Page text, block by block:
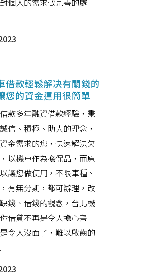
個人的需求做完善的處
借款輕鬆解决有關錢的
您的資金運用很簡單
款多年融資借款經驗，秉
信、積極、助人的理念，
金需求的您，快速解決欠
以機車作為擔保品，而原
讓您做使用，不限車種、
有無分期，都可辦理，改
錢、借錢的觀念，台北機
借貸不再是令人擔心害
令人沒面子，難以啟齒的